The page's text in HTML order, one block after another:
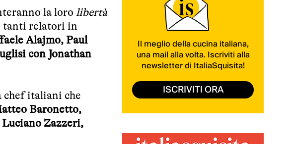
la loro libertà
tanti relatori in
Alajmo, Paul
con Jonathan
chef italiani che
Baronetto,
Zazzeri,
Il meglio della cucina italiana,
una mail alla volta. Iscriviti alla
newsletter di ItaliaSquisita!
ISCRIVITI ORA